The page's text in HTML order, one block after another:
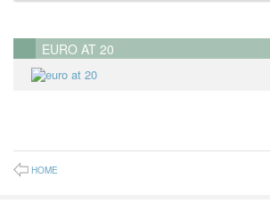
EURO AT 20
HOME